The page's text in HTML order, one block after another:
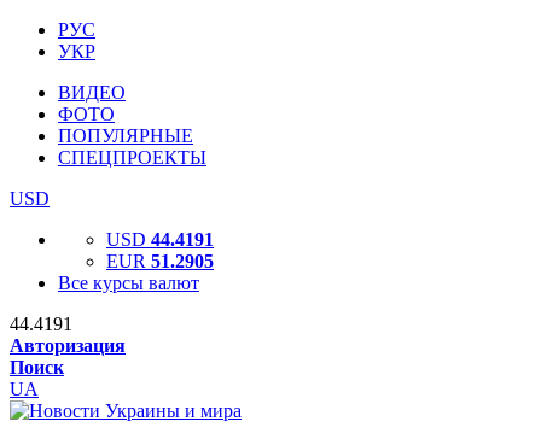
РУС
УКР
ВИДЕО
ФОТО
ПОПУЛЯРНЫЕ
СПЕЦПРОЕКТЫ
USD
USD 44.4191
EUR 51.2905
Все курсы валют
44.4191
Авторизация
Поиск
UA